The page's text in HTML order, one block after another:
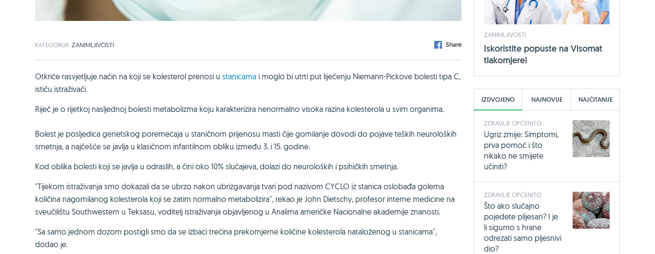
KATEGORIJA: ZANIMLJIVOSTI Share
Otkriće rasvjetljuje način na koji se kolesterol prenosi u stanicama i moglo bi utrti put liječenju Niemann-Pickove bolesti tipa C,
ističu istraživači.
Riječ je o rijetkoj nasljednoj bolesti metabolizma koju karakterizira nenormalno visoka razina kolesterola u svim organima.
Bolest je posljedica genetskog poremećaja u staničnom prijenosu masti čije gomilanje dovodi do pojave teških neuroloških
smetnja, a najčešće se javlja u klasičnom infantilnom obliku između 3. i 15. godine.
Kod oblika bolesti koji se javlja u odraslih, a čini oko 10% slučajeva, dolazi do neuroloških i psihičkih smetnja.
"Tijekom istraživanja smo dokazali da se ubrzo nakon ubrizgavanja tvari pod nazivom CYCLO iz stanica oslobađa golema
količina nagomilanog kolesterola koji se zatim normalno metabolizira", rekao je John Dietschy, profesor interne medicine na
sveučilištu Southwestern u Teksasu, voditelj istraživanja objavljenog u Analima američke Nacionalne akademije znanosti.
"Sa samo jednom dozom postigli smo da se izbaci trećina prekomjerne količine kolesterola nataloženog u stanicama",
dodao je.
ZANIMLJIVOSTI
Iskoristite popuste na Visomat
tlakomjere!
IZDVOJENO NAJNOVIJE NAJČITANIJE
ZDRAVLJE OPĆENITO
Ugriz zmije: Simptomi,
prva pomoć i što
nikako ne smijete
učiniti?
ZDRAVLJE OPĆENITO
Što ako slučajno
pojedete plijesan? I je
li sigurno s hrane
odrezati samo pljesnivi
dio?